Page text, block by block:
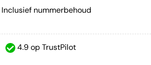
Inclusief nummerbehoud
4.9 op TrustPilot